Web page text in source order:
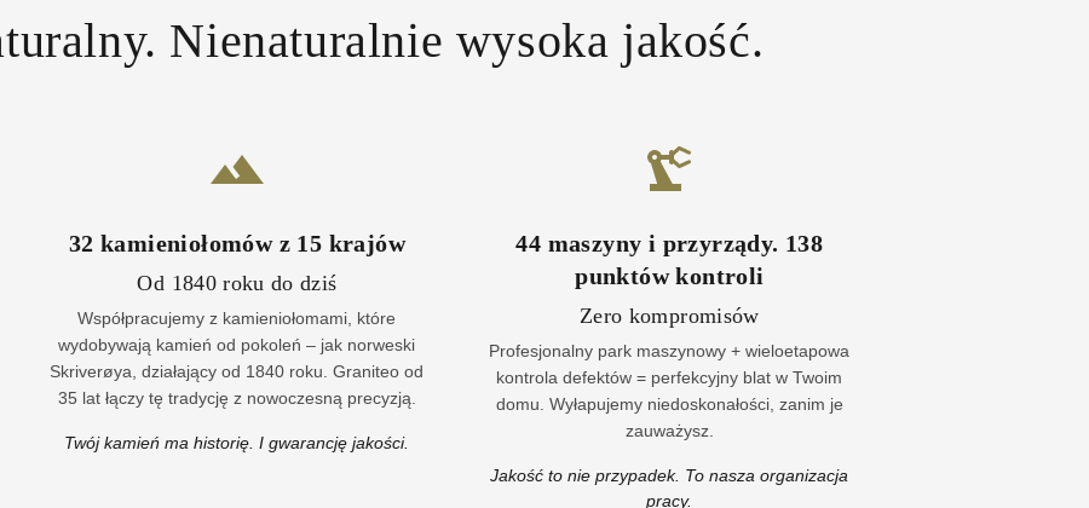
Nienaturalnie wysoka jakość.
32 kamieniołomów z 15 krajów
Od 1840 roku do dziś
Współpracujemy z kamieniołomami, które
wydobywają kamień od pokoleń – jak norweski
Skriverøya, działający od 1840 roku. Graniteo od
35 lat łączy tę tradycję z nowoczesną precyzją.
Twój kamień ma historię. I gwarancję jakości.
44 maszyny i przyrządy. 138
punktów kontroli
Zero kompromisów
Profesjonalny park maszynowy + wieloetapowa
kontrola defektów = perfekcyjny blat w Twoim
domu. Wyłapujemy niedoskonałości, zanim je
zauważysz.
Jakość to nie przypadek. To nasza organizacja
pracy.